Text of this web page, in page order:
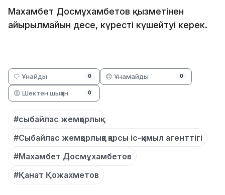
Махамбет Досмұхамбетов қызметінен
айырылмайын десе, күресті күшейтуі керек.
🤍 Ұнайды 0 😞 Ұнамайды 0
😡 Шектен шыққан 0
#сыбайлас жемқорлық
#Сыбайлас жемқорлыққа қарсы іс-қимыл агенттігі
#Махамбет Досмұхамбетов
#Қанат Қожахметов